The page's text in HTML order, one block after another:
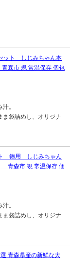
ット しじみちゃん本
市 蜆 常温保存 個包
。
ま袋詰めし、オリジナ
徳用 しじみちゃん
森市 蜆 常温保存 個
。
ま袋詰めし、オリジナ
青森県産の新鮮な大